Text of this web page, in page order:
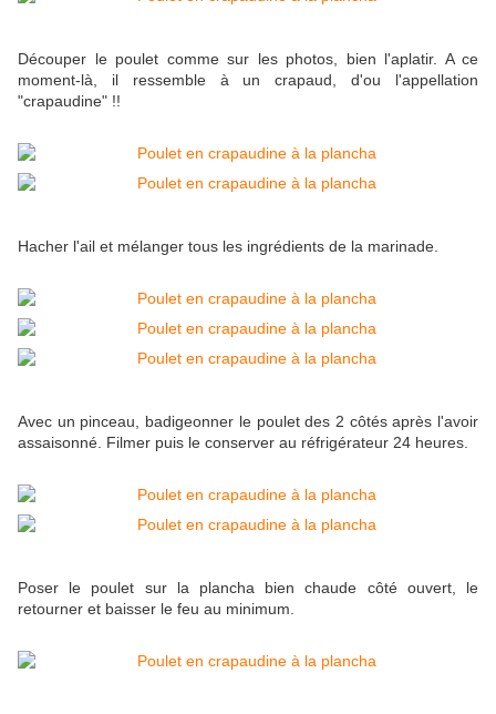
Découper le poulet comme sur les photos, bien l'aplatir. A ce
moment-là, il ressemble à un crapaud, d'ou l'appellation
"crapaudine" !!
Hacher l'ail et mélanger tous les ingrédients de la marinade.
Avec un pinceau, badigeonner le poulet des 2 côtés après l'avoir
assaisonné. Filmer puis le conserver au réfrigérateur 24 heures.
Poser le poulet sur la plancha bien chaude côté ouvert, le
retourner et baisser le feu au minimum.